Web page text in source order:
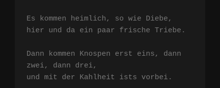
Es kommen heimlich, so wie Diebe,
hier und da ein paar frische Triebe.
Dann kommen Knospen erst eins, dann
zwei, dann drei,
und mit der Kahlheit ists vorbei.